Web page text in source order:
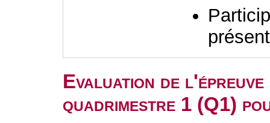
Evaluation de
quadrimestre 1 (Q1)